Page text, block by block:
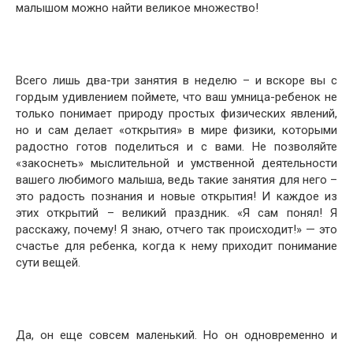
малышом можно найти великое множество!
Всего лишь два-три занятия в неделю – и вскоре вы с
гордым удивлением поймете, что ваш умница-ребенок не
только понимает природу простых физических явлений,
но и сам делает «открытия» в мире физики, которыми
радостно готов поделиться и с вами. Не позволяйте
«закоснеть» мыслительной и умственной деятельности
вашего любимого малыша, ведь такие занятия для него –
это радость познания и новые открытия! И каждое из
этих открытий – великий праздник. «Я сам понял! Я
расскажу, почему! Я знаю, отчего так происходит!» — это
счастье для ребенка, когда к нему приходит понимание
сути вещей.
Да, он еще совсем маленький. Но он одновременно и